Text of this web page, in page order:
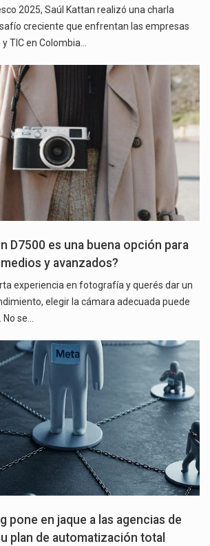
2025, Saúl Kattan realizó una charla
creciente que enfrentan las empresas
TIC en Colombia…
D7500 es una buena opción para
y avanzados?
experiencia en fotografía y querés dar un
elegir la cámara adecuada puede
se…
pone en jaque a las agencias de
plan de automatización total